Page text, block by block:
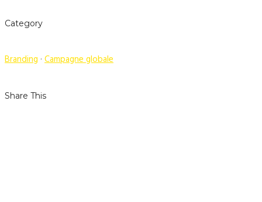
Category
Branding · Campagne globale
Share This